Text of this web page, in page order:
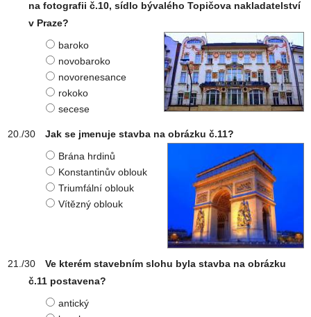
na fotografii č.10, sídlo bývalého Topičova nakladatelství
v Praze?
baroko
novobaroko
novorenesance
rokoko
secese
Jak se jmenuje stavba na obrázku č.11?
Brána hrdinů
Konstantinův oblouk
Triumfální oblouk
Vítězný oblouk
Ve kterém stavebním slohu byla stavba na obrázku
č.11 postavena?
antický